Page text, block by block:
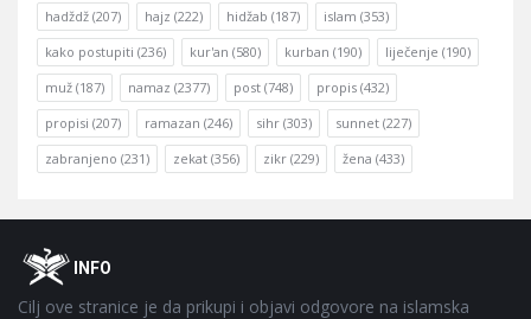
hadždž (207) hajz (222) hidžab (187) islam (353)
kako postupiti (236) kur'an (580) kurban (190) liječenje (190)
muž (187) namaz (2377) post (748) propis (432)
propisi (207) ramazan (246) sihr (303) sunnet (227)
zabranjeno (231) zekat (356) zikr (229) žena (433)
FooterOINFO
Cilj ove stranice je da prikupi i objavi odgovore na islamska